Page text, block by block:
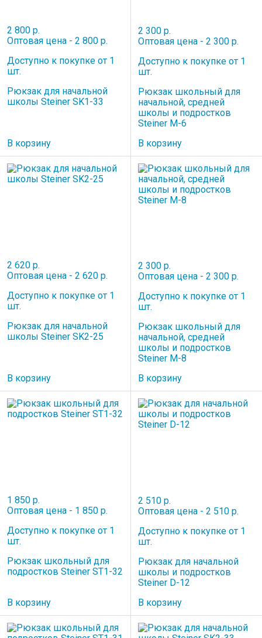
2 800 р.
Оптовая цена - 2 800 р.
Доступно к покупке от 1
шт.
Рюкзак для начальной
школы Steiner SK1-33
В корзину
2 300 р.
Оптовая цена - 2 300 р.
Доступно к покупке от 1
шт.
Рюкзак школьный для
начальной, средней
школы и подростков
Steiner M-6
В корзину
2 620 р.
Оптовая цена - 2 620 р.
Доступно к покупке от 1
шт.
Рюкзак для начальной
школы Steiner SK2-25
В корзину
2 300 р.
Оптовая цена - 2 300 р.
Доступно к покупке от 1
шт.
Рюкзак школьный для
начальной, средней
школы и подростков
Steiner M-8
В корзину
1 850 р.
Оптовая цена - 1 850 р.
Доступно к покупке от 1
шт.
Рюкзак школьный для
подростков Steiner ST1-32
В корзину
2 510 р.
Оптовая цена - 2 510 р.
Доступно к покупке от 1
шт.
Рюкзак для начальной
школы и подростков
Steiner D-12
В корзину